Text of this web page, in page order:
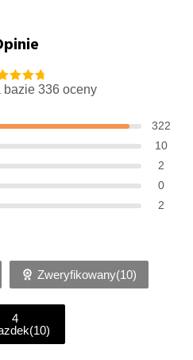
bazie 336 oceny
322
10
2
0
2
Zweryfikowany(10)
4